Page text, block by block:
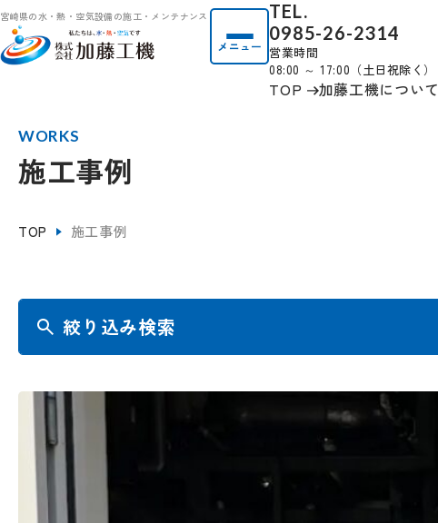
宮崎県の水・熱・空気設備の施工・メンテナンス
メニュー
TEL.
0985-26-2314
営業時間
08:00 ～ 17:00（土日祝除く）
TOP 加藤工機について
WORKS
施工事例
TOP 施工事例
絞り込み検索